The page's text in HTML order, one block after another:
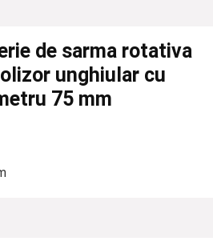
de sarma rotativa
unghiular cu
75 mm